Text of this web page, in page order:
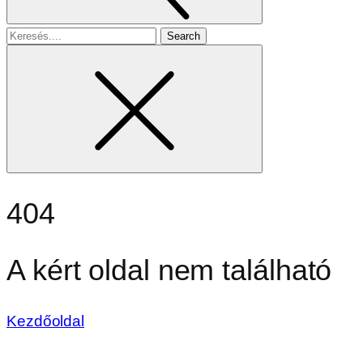
Search
404
A kért oldal nem található
Kezdőoldal